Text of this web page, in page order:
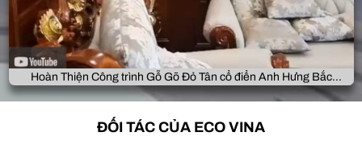
Hoàn Thiện Công trình Gỗ Gõ Đỏ Tân cổ điển Anh Hưng Bắc
Giang
ĐỐI TÁC CỦA ECO VINA